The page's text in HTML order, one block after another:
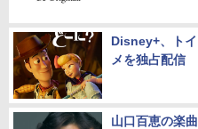
Disney+、ト
メを独占配信
山口百恵の楽